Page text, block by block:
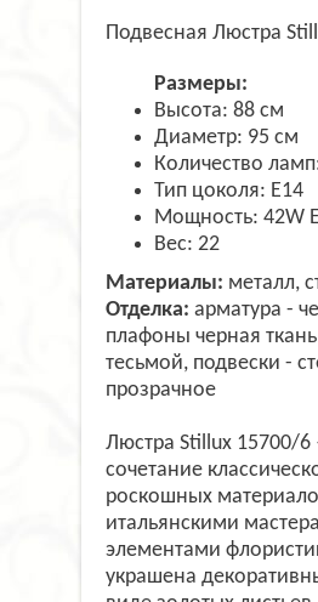
Подвесная Люстра
Размеры:
Высота: 88 см
Диаметр: 95 см
Количество
Тип цоколя: E14
Мощность: 42W
Вес: 22
Материалы: металл,
Отделка: арматура -
плафоны черная
тесьмой, подвески -
прозрачное
Люстра Stillux 15700/
сочетание
роскошных
итальянскими
элементами
украшена